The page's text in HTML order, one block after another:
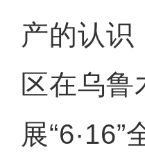
产的认识
区在乌
展